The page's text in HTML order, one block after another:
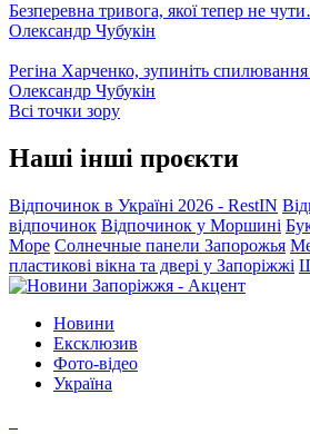
Безперевна тривога, якої тепер не
Олександр Чубукін
Регіна Харченко, зупиніть
Олександр Чубукін
Всі точки зору
Наші інші проєкти
Відпочинок в Україні 2026 - RestIN
відпочинок Відпочинок у Моршині
Море Солнечные панели Запорожья
пластикові вікна та двері у Запоріжжі
Новини
Ексклюзив
Фото-відео
Україна